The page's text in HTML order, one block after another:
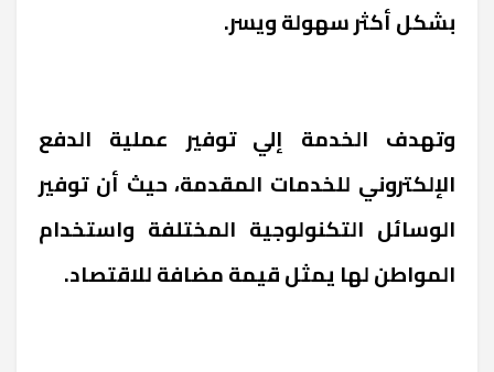
بشكل أكثر سهولة ويسر.
وتهدف الخدمة إلي توفير عملية الدفع
الإلكتروني للخدمات المقدمة، حيث أن توفير
الوسائل التكنولوجية المختلفة واستخدام
المواطن لها يمثل قيمة مضافة للاقتصاد.